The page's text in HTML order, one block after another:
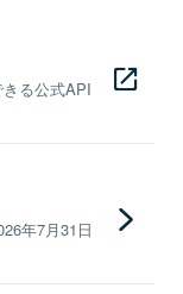
る公式API
年7月31日